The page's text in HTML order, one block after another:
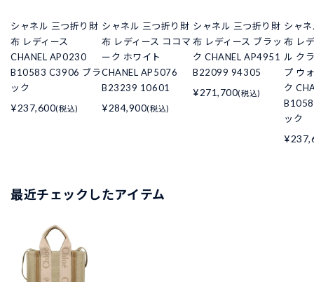
シャネル 三つ折り財
布 レディース
CHANEL AP0230
B10583 C3906 ブラ
ック
¥237,600(税込)
シャネル 三つ折り財
布 レディース ココマ
ーク ホワイト
CHANEL AP5076
B23239 10601
¥284,900(税込)
シャネル 三つ折り財
布 レディース ブラッ
ク CHANEL AP4951
B22099 94305
¥271,700(税込)
シャ
布 レ
ル ク
プ ウ
ク
ック
最近チェックしたアイテム